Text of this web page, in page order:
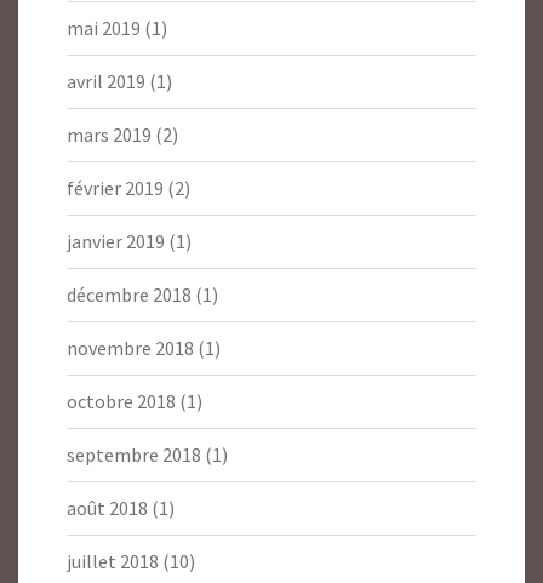
mai 2019 (1)
avril 2019 (1)
mars 2019 (2)
février 2019 (2)
janvier 2019 (1)
décembre 2018 (1)
novembre 2018 (1)
octobre 2018 (1)
septembre 2018 (1)
août 2018 (1)
juillet 2018 (10)